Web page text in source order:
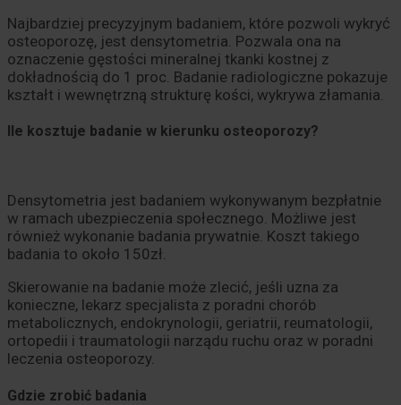
Najbardziej precyzyjnym badaniem, które pozwoli wykryć
osteoporozę, jest densytometria. Pozwala ona na
oznaczenie gęstości mineralnej tkanki kostnej z
dokładnością do 1 proc. Badanie radiologiczne pokazuje
kształt i wewnętrzną strukturę kości, wykrywa złamania.
Ile kosztuje badanie w kierunku osteoporozy?
Densytometria jest badaniem wykonywanym bezpłatnie
w ramach ubezpieczenia społecznego. Możliwe jest
również wykonanie badania prywatnie. Koszt takiego
badania to około 150zł.
Skierowanie na badanie może zlecić, jeśli uzna za
konieczne, lekarz specjalista z poradni chorób
metabolicznych, endokrynologii, geriatrii, reumatologii,
ortopedii i traumatologii narządu ruchu oraz w poradni
leczenia osteoporozy.
Gdzie zrobić badania